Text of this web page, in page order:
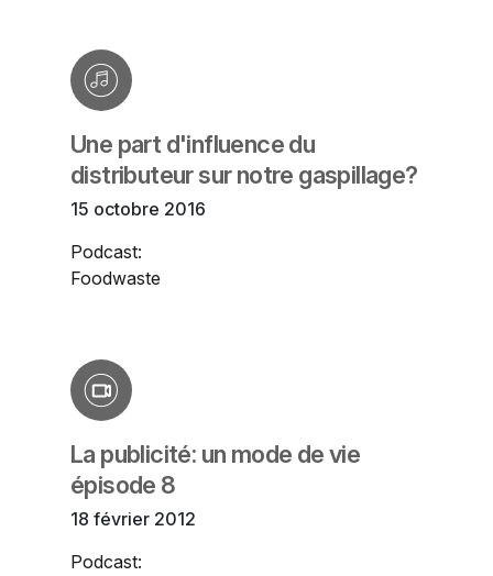
Une part d'influence du
distributeur sur notre gaspillage?
15 octobre 2016
Podcast:
Foodwaste
La publicité: un mode de vie
épisode 8
18 février 2012
Podcast: